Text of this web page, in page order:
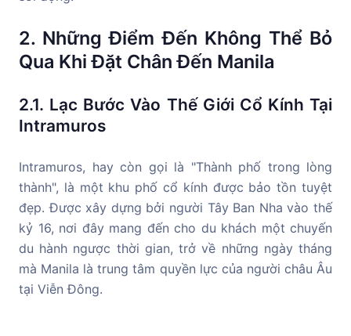
2. Những Điểm Đến Không Thể Bỏ
Qua Khi Đặt Chân Đến Manila
2.1. Lạc Bước Vào Thế Giới Cổ Kính Tại
Intramuros
Intramuros, hay còn gọi là "Thành phố trong lòng
thành", là một khu phố cổ kính được bảo tồn tuyệt
đẹp. Được xây dựng bởi người Tây Ban Nha vào thế
kỷ 16, nơi đây mang đến cho du khách một chuyến
du hành ngược thời gian, trở về những ngày tháng
mà Manila là trung tâm quyền lực của người châu Âu
tại Viễn Đông.